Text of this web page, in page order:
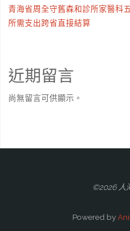
青海省周全守舊森和診所家醫科
所需支出跨省直接結算
近期留言
尚無留言可供顯示。
©2026 人
Powered by